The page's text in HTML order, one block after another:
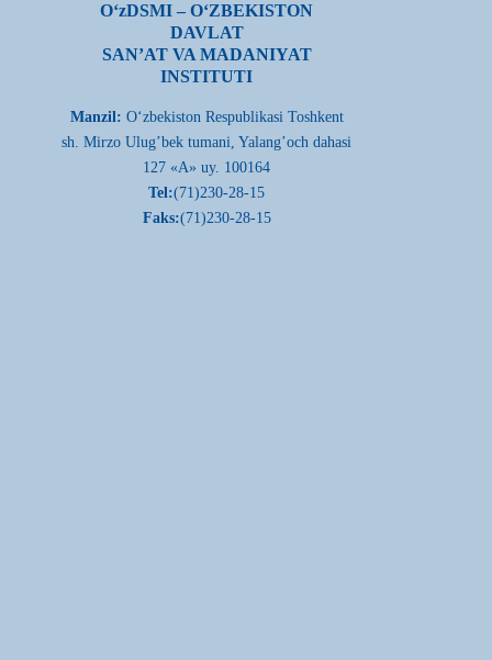
О‘zDSMI – О‘ZBEKISTON
DAVLAT
SAN’AT VA MADANIYAT
INSTITUTI
Manzil: О‘zbekiston Respublikasi Toshkent
sh. Mirzo Ulug’bek tumani, Yalang’och dahasi
127 «A» uy. 100164
Tel:(71)230-28-15
Faks:(71)230-28-15